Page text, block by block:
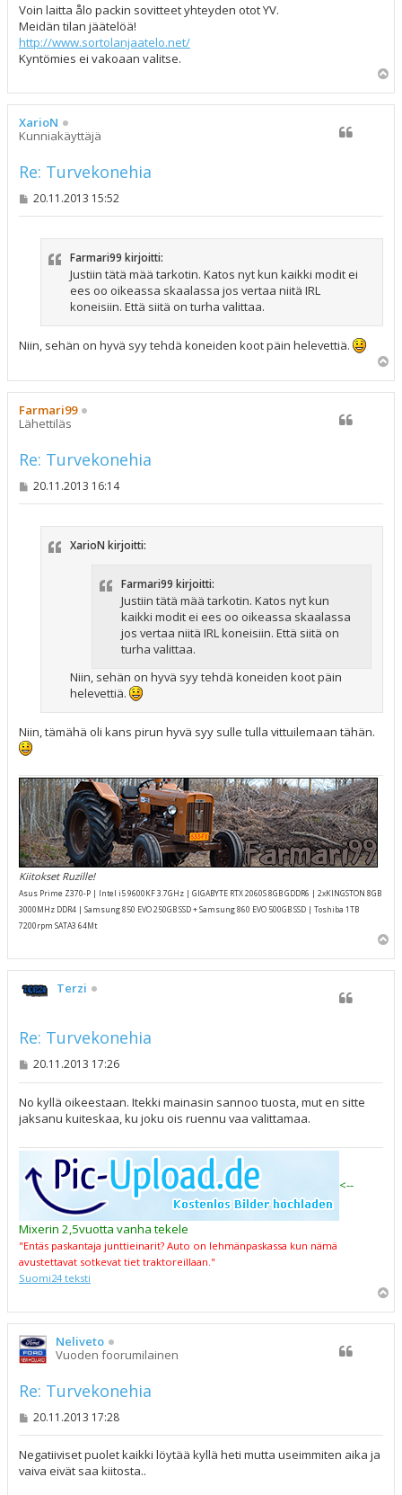
Voin laitta ålo packin sovitteet yhteyden otot YV.
Meidän tilan jäätelöä!
http://www.sortolanjaatelo.net/
Kyntömies ei vakoaan valitse.
ö
XarioN
Kunniakäyttäjä
Re: Turvekonehia
V20.11.2013 15:52
Farmari99 kirjoitti:
Justiin tätä mää tarkotin. Katos nyt kun kaikki modit ei
ees oo oikeassa skaalassa jos vertaa niitä IRL
koneisiin. Että siitä on turha valittaa.
Niin, sehän on hyvä syy tehdä koneiden koot päin helevettiä.
ö
Farmari99
Lähettiläs
Re: Turvekonehia
V20.11.2013 16:14
XarioN kirjoitti:
Farmari99 kirjoitti:
Justiin tätä mää tarkotin. Katos nyt kun
kaikki modit ei ees oo oikeassa skaalassa
jos vertaa niitä IRL koneisiin. Että siitä on
turha valittaa.
Niin, sehän on hyvä syy tehdä koneiden koot päin
helevettiä.
Niin, tämähä oli kans pirun hyvä syy sulle tulla vittuilemaan tähän.
Kiitokset Ruzille!
Asus Prime Z370-P | Intel i5 9600KF 3.7GHz | GIGABYTE RTX 2060S 8GB GDDR6 | 2xKINGSTON 8GB
3000MHz DDR4 | Samsung 850 EVO 250GB SSD + Samsung 860 EVO 500GB SSD | Toshiba 1TB
7200rpm SATA3 64Mt
ö
Terzi
Re: Turvekonehia
V
e
s
t
i
20.11.2013 17:26
No kyllä oikeestaan. Itekki mainasin sannoo tuosta, mut en sitte
jaksanu kuiteskaa, ku joku ois ruennu vaa valittamaa.
<--
Mixerin 2,5vuotta vanha tekele
"Entäs paskantaja junttieinarit? Auto on lehmänpaskassa kun nämä
avustettavat sotkevat tiet traktoreillaan."
Suomi24 teksti
ö
Neliveto
Vuoden foorumilainen
Re: Turvekonehia
V
s
t
i
20.11.2013 17:28
Negatiiviset puolet kaikki löytää kyllä heti mutta useimmiten aika ja
vaiva eivät saa kiitosta..